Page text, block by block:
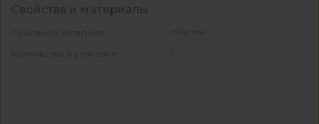
Свойства и материалы
Основной материал пластик
Количество в упаковке 1